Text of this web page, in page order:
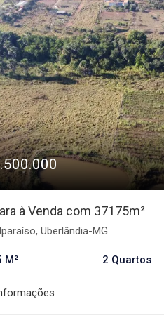
à Venda com 37175m²
Uberlândia-MG
M² 2 Quartos